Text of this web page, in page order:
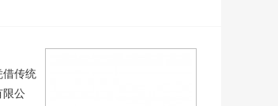
借传统
限公